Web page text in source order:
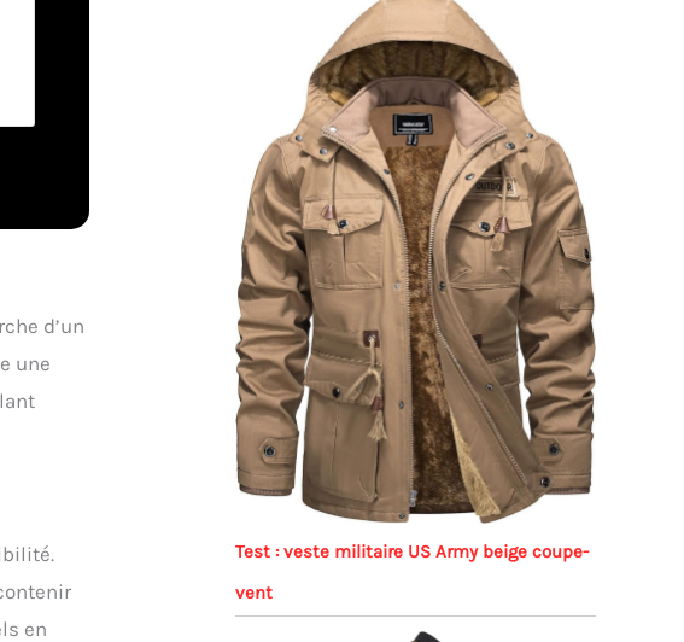
d’un
une
en
Test : veste militaire US Army beige coupe-
vent